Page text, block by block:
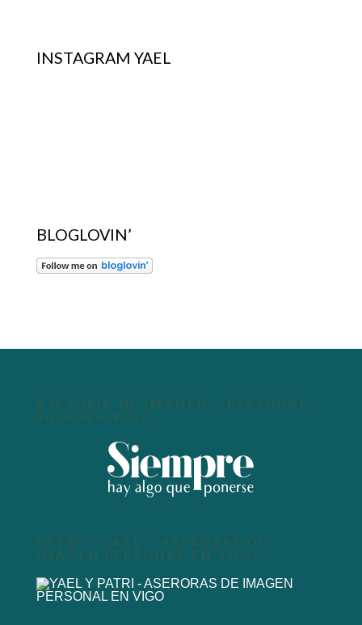
INSTAGRAM YAEL
BLOGLOVIN’
ASESORÍA DE IMAGEN – PERSONAL
SHOPPER VIGO
PATRI Y YAEL – ASERORAS DE
IMAGEN PERSONAL EN VIGO